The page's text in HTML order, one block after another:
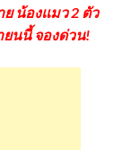
ย น้องแมว 2 ตัว
ยนนี้ จองด่วน!